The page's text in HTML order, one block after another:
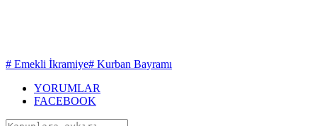
# Emekli İkramiye# Kurban Bayramı
YORUMLAR
FACEBOOK